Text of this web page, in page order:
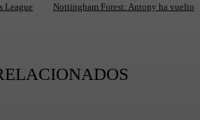
League
Nottingham Forest: Antony ha vuelto